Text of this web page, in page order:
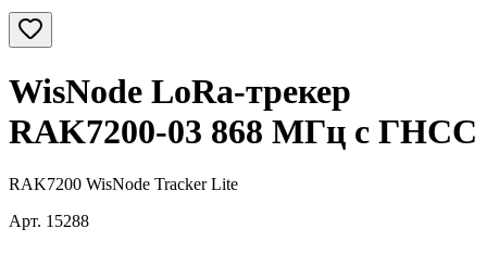
WisNode LoRa-трекер
RAK7200-03 868 МГц c ГНСС
RAK7200 WisNode Tracker Lite
Арт. 15288